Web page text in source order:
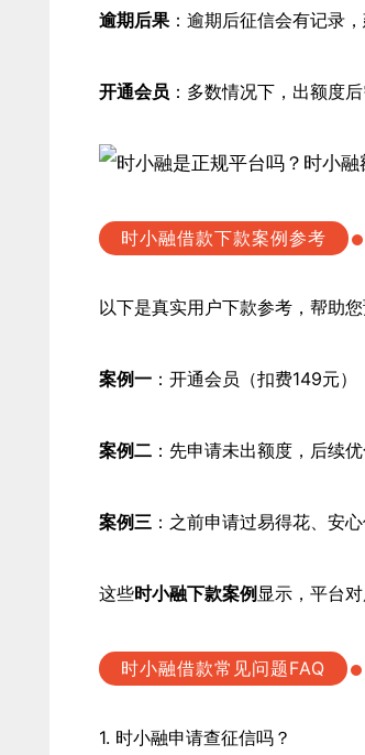
逾期后果：逾期后征信会有记录，
开通会员 ：多数情况下，出额度
时小融借款下款案例参考
以下是真实用户下款参考，帮助您
案例一 ：开通会员（扣费149元
案例二 ：先申请未出额度，后续
案例三 ：之前申请过易得花、安
这些时小融下款案例 显示，平台
时小融借款常见问题FAQ
1. 时小融申请查征信吗？